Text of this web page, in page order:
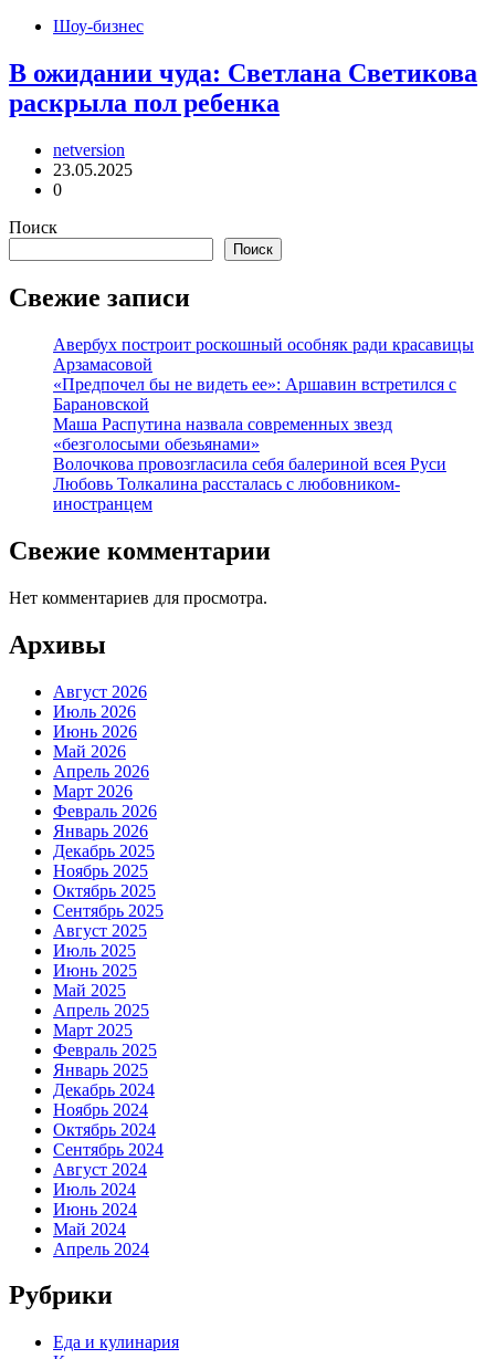
Шоу-бизнес
В ожидании чуда: Светлана Светикова
раскрыла пол ребенка
netversion
23.05.2025
0
Поиск
Поиск
Свежие записи
Авербух построит роскошный особняк ради красавицы
Арзамасовой
«Предпочел бы не видеть ее»: Аршавин встретился с
Барановской
Маша Распутина назвала современных звезд
«безголосыми обезьянами»
Волочкова провозгласила себя балериной всея Руси
Любовь Толкалина рассталась с любовником-
иностранцем
Свежие комментарии
Нет комментариев для просмотра.
Архивы
Август 2026
Июль 2026
Июнь 2026
Май 2026
Апрель 2026
Март 2026
Февраль 2026
Январь 2026
Декабрь 2025
Ноябрь 2025
Октябрь 2025
Сентябрь 2025
Август 2025
Июль 2025
Июнь 2025
Май 2025
Апрель 2025
Март 2025
Февраль 2025
Январь 2025
Декабрь 2024
Ноябрь 2024
Октябрь 2024
Сентябрь 2024
Август 2024
Июль 2024
Июнь 2024
Май 2024
Апрель 2024
Рубрики
Еда и кулинария